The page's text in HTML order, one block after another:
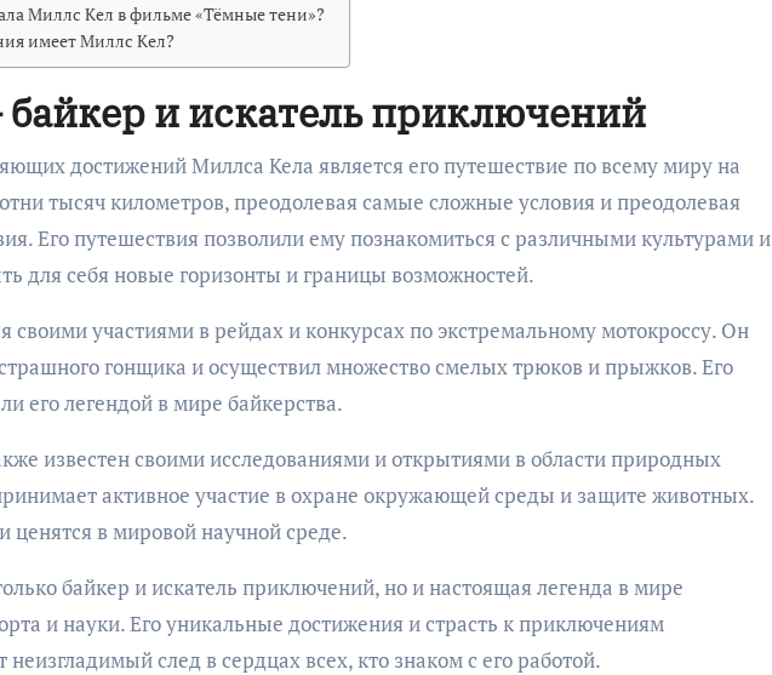
Миллс Кел в фильме «Тёмные тени»?
имеет Миллс Кел?
и искатель приключений
достижений Миллса Кела является его путешествие по всему миру на
тысяч километров, преодолевая самые сложные условия и преодолевая
Его путешествия позволили ему познакомиться с различными культурами и
для себя новые горизонты и границы возможностей.
своими участиями в рейдах и конкурсах по экстремальному мотокроссу. Он
гонщика и осуществил множество смелых трюков и прыжков. Его
его легендой в мире байкерства.
известен своими исследованиями и открытиями в области природных
активное участие в охране окружающей среды и защите животных.
ценятся в мировой научной среде.
байкер и искатель приключений, но и настоящая легенда в мире
и науки. Его уникальные достижения и страсть к приключениям
след в сердцах всех, кто знаком с его работой.